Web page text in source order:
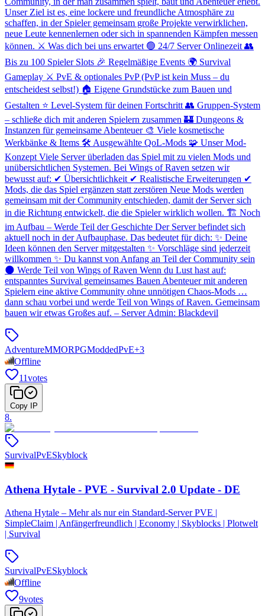
Unser Ziel ist es, eine lockere und freundliche Atmosphäre zu
schaffen, in der Spieler gemeinsam große Projekte verwirklichen,
neue Leute kennenlernen oder sich in spannenden Kämpfen messen
können. ⚔️ Was dich bei uns erwartet 🟢 24/7 Server Onlinezeit 👥
Bis zu 100 Spieler Slots 🎉 Regelmäßige Events 🌍 Survival
Gameplay ⚔️ PvE & optionales PvP (PvP ist kein Muss – du
entscheidest selbst!) 🏠 Eigene Grundstücke zum Bauen und
Gestalten ⭐ Level-System für deinen Fortschritt 👥 Gruppen-System
– schließe dich mit anderen Spielern zusammen 🏰 Dungeons &
Instanzen für gemeinsame Abenteuer 🎨 Viele kosmetische
Werkbänke & Items 🛠️ Ausgewählte QoL-Mods 🧩 Unser Mod-
Konzept Viele Server überladen das Spiel mit zu vielen Mods und
unübersichtlichen Systemen. Bei Wings of Raven setzen wir
bewusst auf: ✔ Übersichtlichkeit ✔ Realistische Erweiterungen ✔
Mods, die das Spiel ergänzen statt zerstören Neue Mods werden
gemeinsam mit der Community entschieden, damit der Server sich
in die Richtung entwickelt, die die Spieler wirklich wollen. 🏗️ Noch
im Aufbau – Werde Teil der Geschichte Der Server befindet sich
aktuell noch in der Aufbauphase. Das bedeutet für dich: ✨ Deine
Ideen können den Server mitgestalten ✨ Vorschläge sind jederzeit
willkommen ✨ Du kannst von Anfang an Teil der Community sein
🌑 Werde Teil von Wings of Raven Wenn du Lust hast auf:
entspanntes Survival gemeinsames Bauen Abenteuer mit anderen
Spielern eine aktive Community ohne unnötigen Chaos-Mods …
dann schau vorbei und werde Teil von Wings of Raven. Gemeinsam
bauen wir etwas Großes auf. – Server Admin: Blackdevil
AdventureMMORPGModdedPvE+3
Offline
11votes
Copy IP
8.
SurvivalPvESkyblock
Athena Hytale - PVE - Survival 2.0 Update - DE
Athena Hytale – Mehr als nur ein Standard-Server PVE |
SimpleClaim | Anfängerfreundlich | Economy | Skyblocks | Plotwelt
| Survival
SurvivalPvESkyblock
Offline
9votes